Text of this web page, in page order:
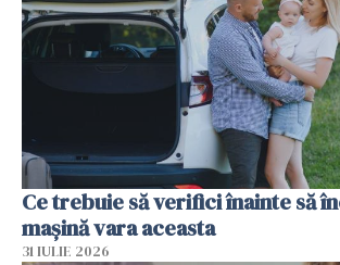
Ce trebuie să verifici înainte să
mașină vara aceasta
31 IULIE 2026